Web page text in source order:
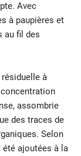
Avec
à paupières et
au fil des
résiduelle à
concentration
assombrie
des traces de
Selon
été ajoutées à la